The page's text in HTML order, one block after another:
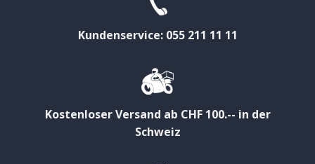
Kundenservice: 055 211 11 11
Kostenloser Versand ab CHF 100.-- in der
Schweiz